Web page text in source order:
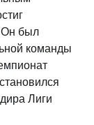
Он был
команды
Лиги